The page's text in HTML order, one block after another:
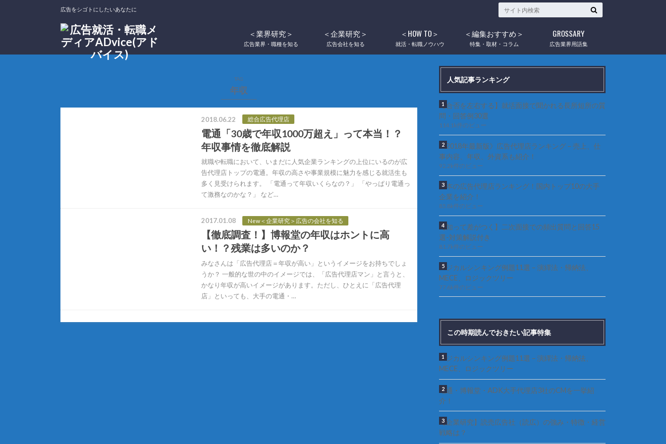
広告をシゴトにしたいあなたに
広告業界・職種を知る
＜業界研究＞
広告会社を知る
＜企業研究＞
就活・転職ノウハウ
＜HOW TO＞
特集・取材・コラム
＜編集おすすめ＞
広告業界用語集
GROSSARY
TAG
年収
2018.06.22 総合広告代理店
電通「30歳で年収1000万超え」って本当！？
年収事情を徹底解説
就職や転職において、いまだに人気企業ランキングの上位にいるのが広
告代理店トップの電通。年収の高さや事業規模に魅力を感じる就活生も
多く見受けられます。 「電通って年収いくらなの？」 「やっぱり電通っ
て激務なのかな？」 など…
2017.01.08 New＜企業研究＞広告の会社を知る
【徹底調査！】博報堂の年収はホントに高
い！？残業は多いのか？
みなさんは「広告代理店＝年収が高い」というイメージをお持ちでしょ
うか？ 一般的な世の中のイメージでは、「広告代理店マン」と言うと、
かなり年収が高いイメージがあります。ただし、ひとえに「広告代理
店」といっても、大手の電通・…
人気記事ランキング
【合否を左右する】就活面接で聞かれる長所短所の質
問・回答例30選
114.1k件のビュー
《2018年最新版》広告代理店ランキング – 売上、仕
事内容、年収、外資系も紹介！
92.2k件のビュー
日本の広告代理店ランキング！国内トップ10の大手
企業を紹介！
85.8k件のビュー
【知って差がつく】二次面接での頻出質問と回答15
選-対策解説付き
81.7k件のビュー
ロジカルシンキング例題11選 – 演繹法・帰納法、
MECE、ロジックツリー
77.6k件のビュー
この時期読んでおきたい記事特集
ロジカルシンキング例題11選 – 演繹法・帰納法、
MECE、ロジックツリー
電通・博報堂・ADK大手代理店3社のCMを一挙紹
介！
【企業研究】読売広告社（読広）の強み・特徴・経営
戦略は？